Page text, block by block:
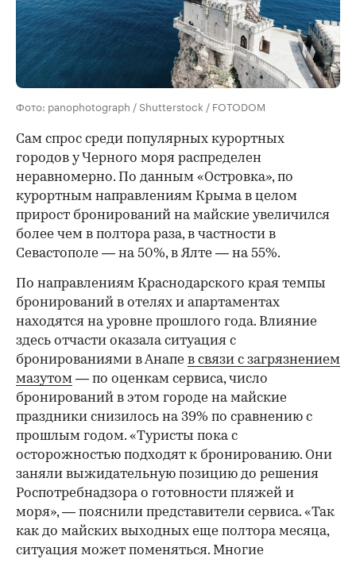
Фото: panophotograph / Shutterstock / FOTODOM
Сам спрос среди популярных курортных
городов у Черного моря распределен
неравномерно. По данным «Островка», по
курортным направлениям Крыма в целом
прирост бронирований на майские увеличился
более чем в полтора раза, в частности в
Севастополе — на 50%, в Ялте — на 55%.
По направлениям Краснодарского края темпы
бронирований в отелях и апартаментах
находятся на уровне прошлого года. Влияние
здесь отчасти оказала ситуация с
бронированиями в Анапе в связи с загрязнением
мазутом — по оценкам сервиса, число
бронирований в этом городе на майские
праздники снизилось на 39% по сравнению с
прошлым годом. «Туристы пока с
осторожностью подходят к бронированию. Они
заняли выжидательную позицию до решения
Роспотребнадзора о готовности пляжей и
моря», — пояснили представители сервиса. «Так
как до майских выходных еще полтора месяца,
ситуация может поменяться. Многие